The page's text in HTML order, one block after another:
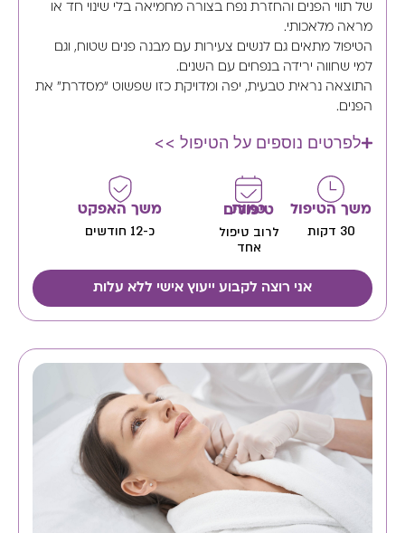
של תווי הפנים והחזרת נפח בצורה מחמיאה בלי שינוי חד או
מראה מלאכותי.
הטיפול מתאים גם לנשים צעירות עם מבנה פנים שטוח, וגם
למי שחווה ירידה בנפחים עם השנים.
התוצאה נראית טבעית, יפה ומדויקת כזו שפשוט “מסדרת” את
הפנים.
לפרטים נוספים על הטיפול >>
משך הטיפול
30 דקות
כמות טיפולים
לרוב טיפול
אחד
משך האפקט
כ-12 חודשים
אני רוצה לקבוע ייעוץ אישי ללא עלות